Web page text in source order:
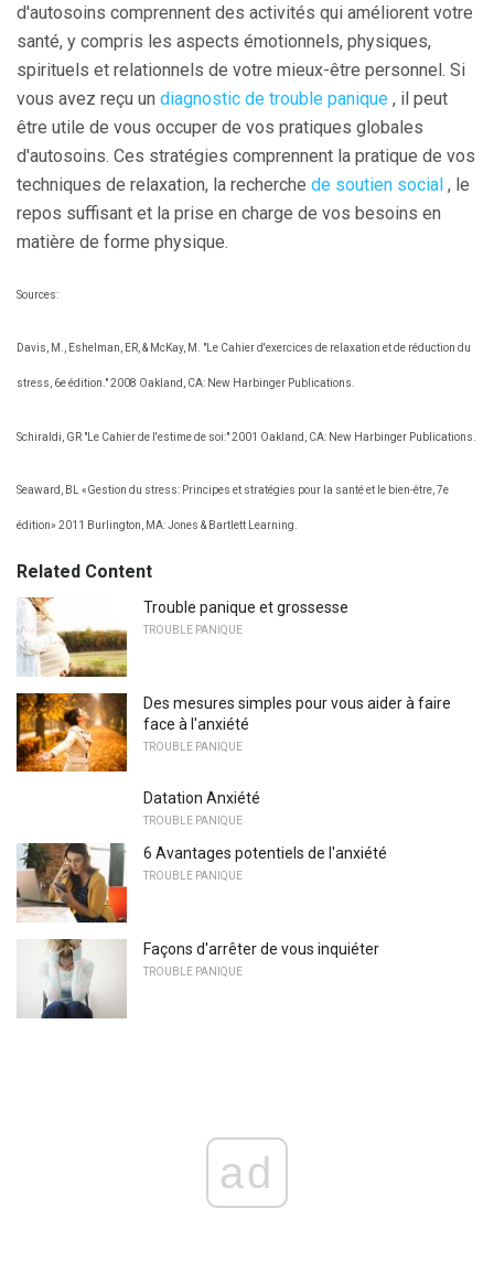
d'autosoins comprennent des activités qui améliorent votre
santé, y compris les aspects émotionnels, physiques,
spirituels et relationnels de votre mieux-être personnel. Si
vous avez reçu un diagnostic de trouble panique , il peut
être utile de vous occuper de vos pratiques globales
d'autosoins. Ces stratégies comprennent la pratique de vos
techniques de relaxation, la recherche de soutien social , le
repos suffisant et la prise en charge de vos besoins en
matière de forme physique.
Sources:
Davis, M., Eshelman, ER, & McKay, M. "Le Cahier d'exercices de relaxation et de réduction du
stress, 6e édition." 2008 Oakland, CA: New Harbinger Publications.
Schiraldi, GR "Le Cahier de l'estime de soi:" 2001 Oakland, CA: New Harbinger Publications.
Seaward, BL «Gestion du stress: Principes et stratégies pour la santé et le bien-être, 7e
édition» 2011 Burlington, MA: Jones & Bartlett Learning.
Related Content
Trouble panique et grossesse
TROUBLE PANIQUE
Des mesures simples pour vous aider à faire
face à l'anxiété
TROUBLE PANIQUE
Datation Anxiété
TROUBLE PANIQUE
6 Avantages potentiels de l'anxiété
TROUBLE PANIQUE
Façons d'arrêter de vous inquiéter
TROUBLE PANIQUE
ad